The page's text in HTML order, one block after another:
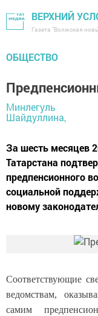
ВЕРХНИЙ
Газета "Волжская
ОБЩЕСТВО
Минлегуль
Шайдуллина,
За шесть месяцев
Татарстана
предпенсионного
социальной
новому
Соответствующие
ведомствам,
самим